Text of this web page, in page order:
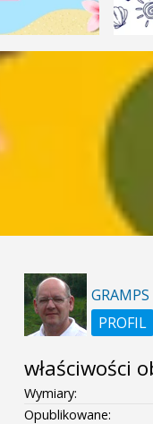
GRAMPS
PROFIL
właściwości
Wymiary:
Opublikowane: